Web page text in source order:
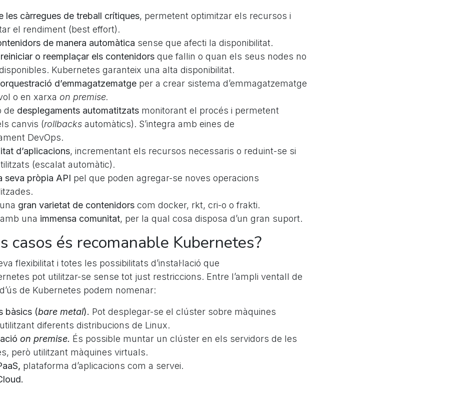
les càrregues de treball crítiques, permetent optimitzar els recursos i
el rendiment (best effort).
de manera automàtica sense que afecti la disponibilitat.
reiniciar o reemplaçar els contenidors que fallin o quan els seus nodes no
Kubernetes garanteix una alta disponibilitat.
orquestració d’emmagatzematge per a crear sistema d’emmagatzematge
o en xarxa on premise.
de desplegaments automatitzats monitorant el procés i permetent
canvis (rollbacks automàtics). S’integra amb eines de
DevOps.
d’aplicacions, incrementant els recursos necessaris o reduint-se si
(escalat automàtic).
seva pròpia API pel que poden agregar-se noves operacions
gran varietat de contenidors com docker, rkt, cri-o o frakti.
una immensa comunitat, per la qual cosa disposa d’un gran suport.
casos és recomanable Kubernetes?
flexibilitat i totes les possibilitats d’instal·lació que
pot utilitzar-se sense tot just restriccions. Entre l’ampli ventall de
de Kubernetes podem nomenar:
bàsics (bare metal). Pot desplegar-se el clúster sobre màquines
diferents distribucions de Linux.
on premise. És possible muntar un clúster en els servidors de les
però utilitzant màquines virtuals.
plataforma d’aplicacions com a servei.